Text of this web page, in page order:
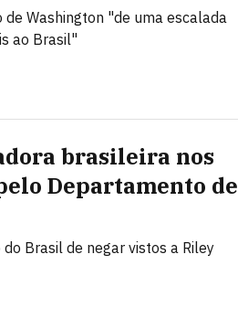
de Washington "de uma escalada
ao Brasil"
brasileira nos
Departamento de
Brasil de negar vistos a Riley